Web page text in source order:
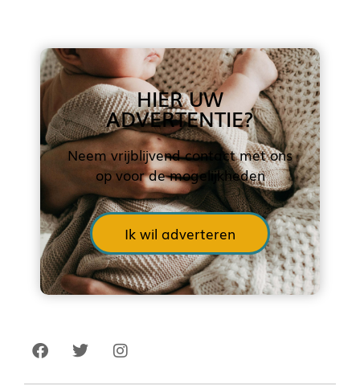
HIER UW
ADVERTENTIE?
Neem vrijblijvend contact met ons
op voor de mogelijkheden
Ik wil adverteren